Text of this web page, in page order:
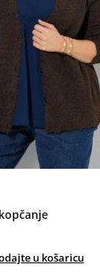
u košaricu